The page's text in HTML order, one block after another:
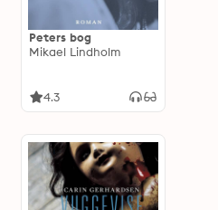
Peters bog
Mikael Lindholm
4.3